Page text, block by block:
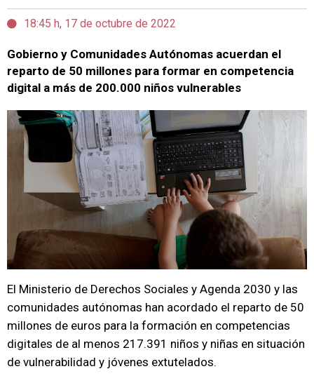
18:45 h, 17 de octubre de 2022
Gobierno y Comunidades Autónomas acuerdan el
reparto de 50 millones para formar en competencia
digital a más de 200.000 niños vulnerables
El Ministerio de Derechos Sociales y Agenda 2030 y las
comunidades autónomas han acordado el reparto de 50
millones de euros para la formación en competencias
digitales de al menos 217.391 niños y niñas en situación
de vulnerabilidad y jóvenes extutelados.